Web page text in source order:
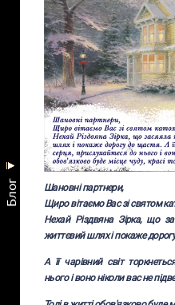
Блог
Шановні партнери,
Щиро вітаємо Вас зі святом
Нехай Різдвяна Зірка, що
життєвий шлях і покаже
А її чарівний світ
нього і воно ніколи вас не